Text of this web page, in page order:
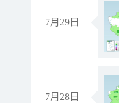
7月29日
7月28日